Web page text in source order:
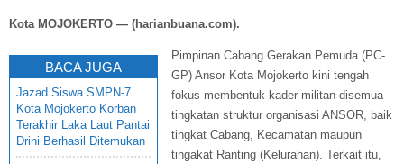
Kota MOJOKERTO — (harianbuana.com).
BACA JUGA
Jazad Siswa SMPN-7
Kota Mojokerto Korban
Terakhir Laka Laut Pantai
Drini Berhasil Ditemukan
Pimpinan Cabang Gerakan Pemuda (PC-
GP) Ansor Kota Mojokerto kini tengah
fokus membentuk kader militan disemua
tingkatan struktur organisasi ANSOR, baik
tingkat Cabang, Kecamatan maupun
tingakat Ranting (Kelurahan). Terkait itu,